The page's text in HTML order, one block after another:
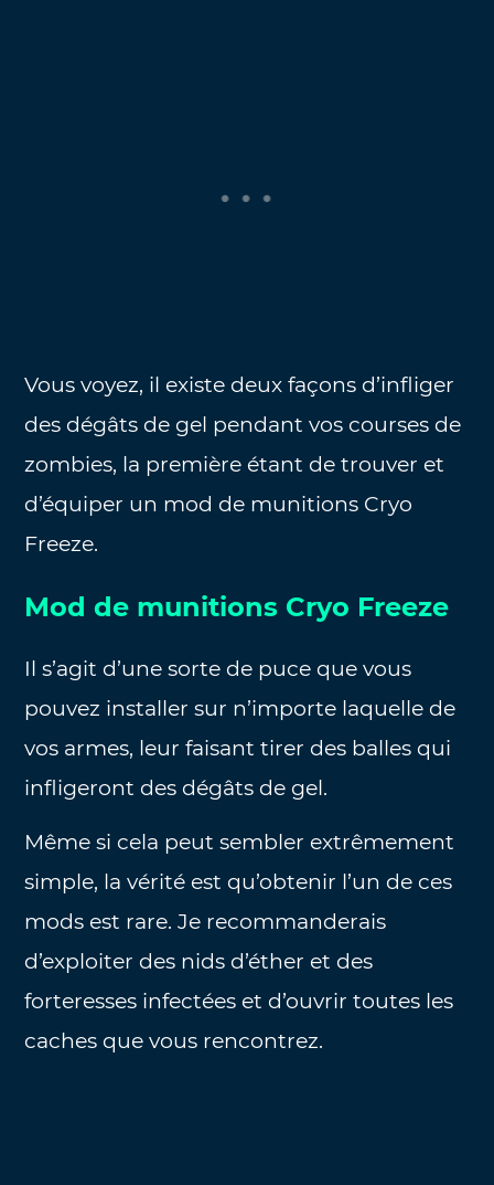
Vous voyez, il existe deux façons d’infliger
des dégâts de gel pendant vos courses de
zombies, la première étant de trouver et
d’équiper un mod de munitions Cryo
Freeze.
Mod de munitions Cryo Freeze
Il s’agit d’une sorte de puce que vous
pouvez installer sur n’importe laquelle de
vos armes, leur faisant tirer des balles qui
infligeront des dégâts de gel.
Même si cela peut sembler extrêmement
simple, la vérité est qu’obtenir l’un de ces
mods est rare. Je recommanderais
d’exploiter des nids d’éther et des
forteresses infectées et d’ouvrir toutes les
caches que vous rencontrez.